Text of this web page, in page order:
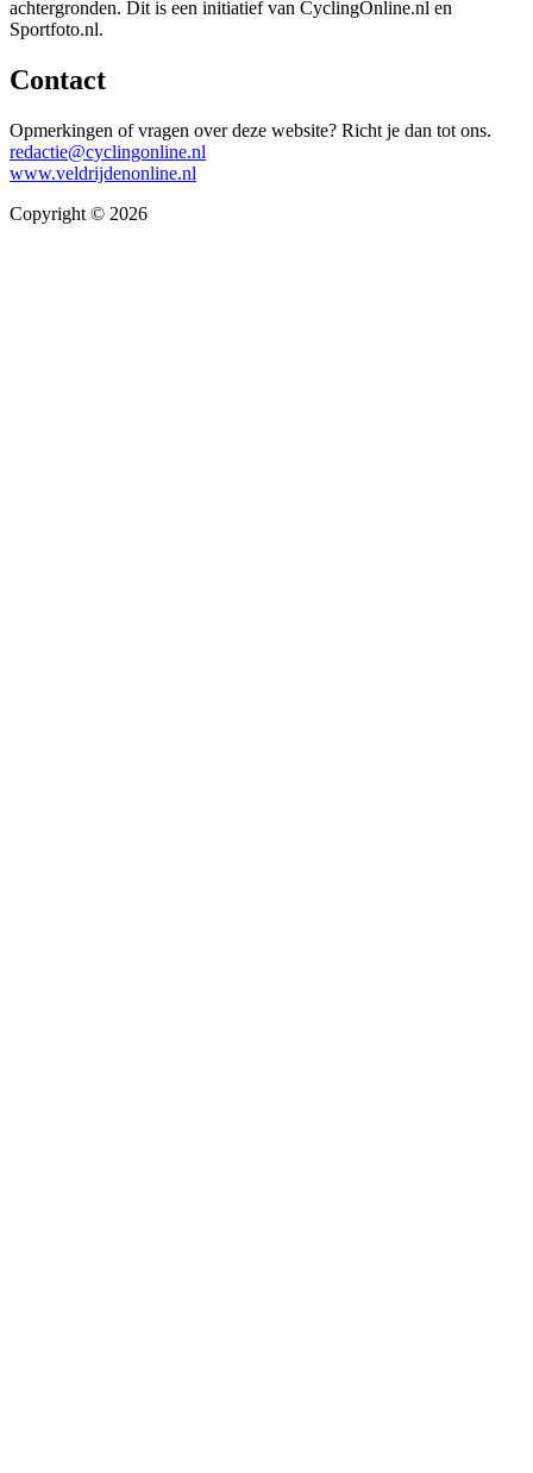
achtergronden. Dit is een initiatief van CyclingOnline.nl en
Sportfoto.nl.
Contact
Opmerkingen of vragen over deze website? Richt je dan tot ons.
redactie@cyclingonline.nl
www.veldrijdenonline.nl
Copyright © 2026